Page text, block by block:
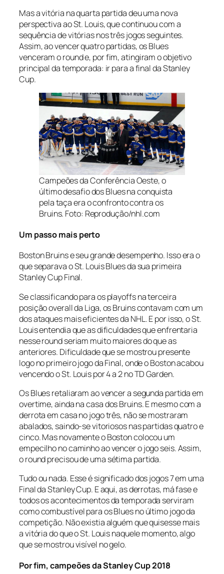
Mas a vitória na quarta partida deu uma nova
perspectiva ao St. Louis, que continuou com a
sequência de vitórias nos três jogos seguintes.
Assim, ao vencer quatro partidas, os Blues
venceram orounde, por fim, atingiram o objetivo
principal da temporada: ir para a final da Stanley
Cup.
Campeões da Conferência Oeste, o
último desafio dos Blues na conquista
pela taça era o confronto contra os
Bruins. Foto: Reprodução/nhl.com
Um passo mais perto
Boston Bruins e seu grande desempenho. Isso era o
que separava o St. Louis Blues da sua primeira
Stanley Cup Final.
Se classificando para osplayoffsna terceira
posição overallda Liga, os Bruins contavam com um
dos ataques mais eficientes da NHL. E por isso, o St.
Louis entendia que as dificuldades que enfrentaria
nesseroundseriam muito maiores do que as
anteriores. Dificuldade que se mostrou presente
logo no primeiro jogo da Final, onde o Boston acabou
vencendo o St. Louis por 4 a 2 no TD Garden.
Os Blues retaliaram ao vencer a segunda partida em
overtime, ainda na casa dos Bruins. E mesmo com a
derrota em casa no jogo três, não se mostraram
abalados, saindo-se vitoriosos nas partidas quatro e
cinco. Mas novamente o Boston colocou um
empecilho no caminho ao vencer o jogo seis. Assim,
oroundprecisou de uma sétima partida.
Tudo ou nada. Esse é significado dos jogos 7 em uma
Final da Stanley Cup. E aqui, as derrotas, má fase e
todos os acontecimentos da temporada serviram
como combustível para os Blues no último jogo da
competição. Não existia alguém que quisesse mais
a vitória do que o St. Louis naquele momento, algo
que se mostrou visível no gelo.
Por fim, campeões da Stanley Cup 2018